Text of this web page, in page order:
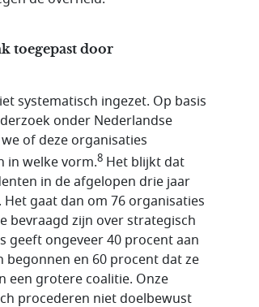
toegepast door
systematisch ingezet. Op basis
onder Nederlandse
of deze organisaties
in welke vorm.8 Het blijkt dat
in de afgelopen drie jaar
gaat dan om 76 organisaties
bevraagd zijn over strategisch
geeft ongeveer 40 procent aan
begonnen en 60 procent dat ze
een grotere coalitie. Onze
procederen niet doelbewust